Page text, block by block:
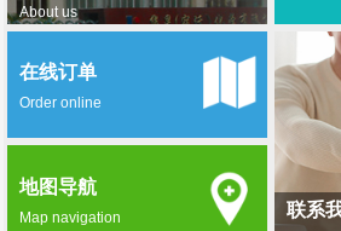
About us
联系
在线订单
Order online
地图导航
Map navigation